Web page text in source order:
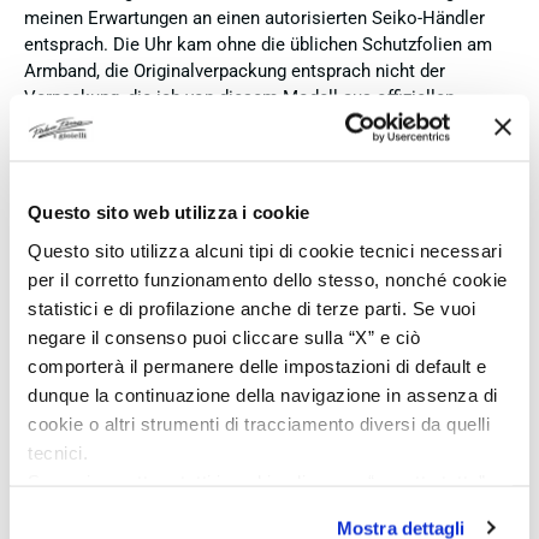
Questo sito web utilizza i cookie
Questo sito utilizza alcuni tipi di cookie tecnici necessari
per il corretto funzionamento dello stesso, nonché cookie
statistici e di profilazione anche di terze parti. Se vuoi
negare il consenso puoi cliccare sulla “X” e ciò
comporterà il permanere delle impostazioni di default e
dunque la continuazione della navigazione in assenza di
cookie o altri strumenti di tracciamento diversi da quelli
tecnici.
Mostra dettagli
meinen Erwartungen an einen autorisierten Seiko-Händler
entsprach. Die Uhr kam ohne die üblichen Schutzfolien am
Armband, die Originalverpackung entsprach nicht der
Verpackung, die ich von diesem Modell aus offiziellen
Präsentationen und Videos kenne (andere Box und anderes
Uhrenkissen), und auch die Seiko-Hangtags mit
Zustand und weist keine Gebrauchsspuren auf. Dennoch
hätte ich bei einer hochwertigen Uhr dieser Preisklasse
erwartet, dass sie mit der vollständigen Originalpräsentation
geliefert wird. Insgesamt empfehle ich den Händler aufgrund
des guten Preises und der seriösen Abwicklung, hoffe
jedoch, dass bei zukünftigen Bestellungen mehr Wert auf
eine vollständige und originale Präsentation gelegt wird.
Verified buyer